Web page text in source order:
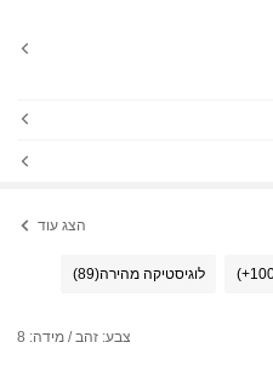
הצג עוד
לוגיסטיקה מהירה(89)
צבע: זהב / מידה: 8